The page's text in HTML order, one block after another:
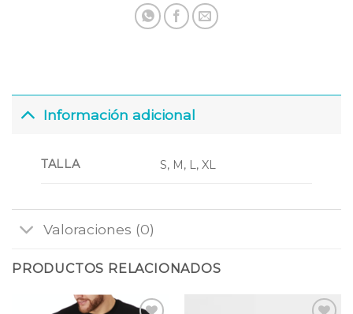
Información adicional
TALLA S, M, L, XL
Valoraciones (0)
PRODUCTOS RELACIONADOS